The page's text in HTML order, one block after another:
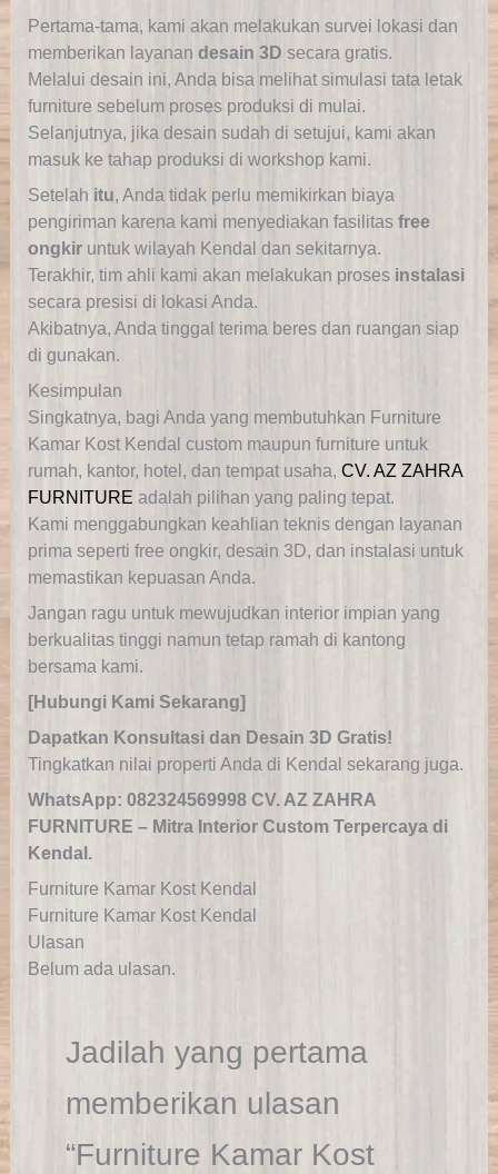
Pertama-tama, kami akan melakukan survei lokasi dan
memberikan layanan desain 3D secara gratis.
Melalui desain ini, Anda bisa melihat simulasi tata letak
furniture sebelum proses produksi di mulai.
Selanjutnya, jika desain sudah di setujui, kami akan
masuk ke tahap produksi di workshop kami.
Setelah itu, Anda tidak perlu memikirkan biaya
pengiriman karena kami menyediakan fasilitas free
ongkiruntuk wilayah Kendal dan sekitarnya.
Terakhir, tim ahli kami akan melakukan proses instalasi
secara presisi di lokasi Anda.
Akibatnya, Anda tinggal terima beres dan ruangan siap
di gunakan.
Kesimpulan
Singkatnya, bagi Anda yang membutuhkan Furniture
Kamar Kost Kendal custom maupun furniture untuk
rumah, kantor, hotel, dan tempat usaha, CV. AZ ZAHRA
FURNITURE adalah pilihan yang paling tepat.
Kami menggabungkan keahlian teknis dengan layanan
prima seperti free ongkir, desain 3D, dan instalasi untuk
memastikan kepuasan Anda.
Jangan ragu untuk mewujudkan interior impian yang
berkualitas tinggi namun tetap ramah di kantong
bersama kami.
[Hubungi Kami Sekarang]
Dapatkan Konsultasi dan Desain 3D Gratis!
Tingkatkan nilai properti Anda di Kendal sekarang juga.
WhatsApp: 082324569998 CV. AZ ZAHRA
FURNITURE – Mitra Interior Custom Terpercaya di
Kendal.
Furniture Kamar Kost Kendal
Furniture Kamar Kost Kendal
Ulasan
Belum ada ulasan.
Jadilah yang pertama
memberikan ulasan
“Furniture Kamar Kost